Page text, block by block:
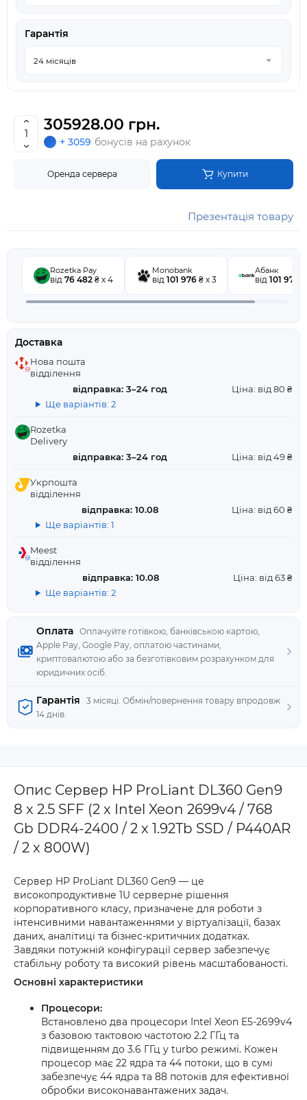
Гарантія
305928.00 грн.
+ 3059 бонусів на рахунок
Оренда сервера Купити
Презентація товару
Оплата Оплачуйте готівкою, банківською картою,
Apple Pay, Google Pay, оплатою частинами,
криптовалютою або за безготівковим розрахунком для
юридичних осіб.
Rozetka Pay
від 76 482 ₴ x 4
Monobank
від 101 976 ₴ x 3
Абанк
від 101 976
Доставка
Нова пошта
відділення
відправка: 3–24 год
Ціна: від 80 ₴
Ще варіантів: 2
Rozetka
Delivery
відправка: 3–24 год
Ціна: від 49 ₴
Укрпошта
відділення
відправка: 10.08
Ціна: від 60 ₴
Ще варіантів: 1
Meest
відділення
відправка: 10.08
Ціна: від 63 ₴
Ще варіантів: 2
Гарантія
3 місяці. Обмін/повернення товару впродовж
14 днів.
Опис Сервер HP ProLiant DL360 Gen9
8 x 2.5 SFF (2 x Intel Xeon 2699v4 / 768
Gb DDR4-2400 / 2 x 1.92Tb SSD / P440AR
/ 2 x 800W)
Сервер HP ProLiant DL360 Gen9 — це
високопродуктивне 1U серверне рішення
корпоративного класу, призначене для роботи з
інтенсивними навантаженнями у віртуалізації, базах
даних, аналітиці та бізнес-критичних додатках.
Завдяки потужній конфігурації сервер забезпечує
стабільну роботу та високий рівень масштабованості.
Основні характеристики
Процесори:
Встановлено два процесори Intel Xeon E5-2699v4
з базовою тактовою частотою 2.2 ГГц та
підвищенням до 3.6 ГГц у turbo режимі. Кожен
процесор має 22 ядра та 44 потоки, що в сумі
забезпечує 44 ядра та 88 потоків для ефективної
обробки високонавантажених задач.